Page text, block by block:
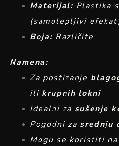
Materijal: Plastika
(samolepljivi
Boja: Različite
Namena:
Za postizanje
ili krupnih lokni
Idealni za sušenje
Pogodni za srednju
Mogu se koristiti na